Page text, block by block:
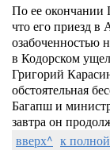
По ее окончании
что его приезд в
озабоченностью
в Кодорском
Григорий
обстоятельная
Багапш и
завтра он
вверх^ к